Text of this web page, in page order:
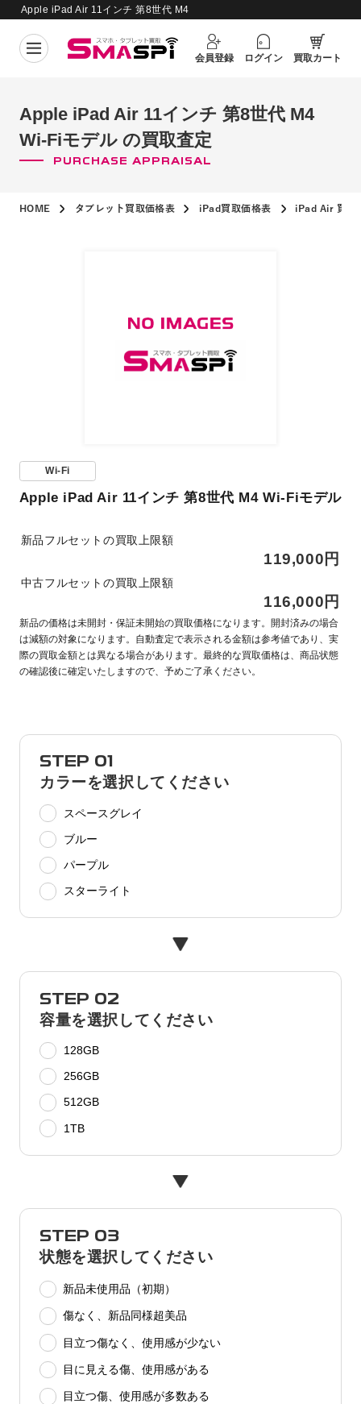
Apple iPad Air 11インチ 第8世代 M4
会員登録 ログイン 買取カート
Apple iPad Air 11インチ 第8世代 M4
Wi-Fiモデル の買取査定
PURCHASE APPRAISAL
HOME タブレット買取価格表 iPad買取価格表 iPad Air 買取
Wi-Fi
Apple iPad Air 11インチ 第8世代 M4 Wi-Fiモデル
新品フルセットの買取上限額
119,000円
中古フルセットの買取上限額
116,000円
新品の価格は未開封・保証未開始の買取価格になります。開封済みの場合
は減額の対象になります。自動査定で表示される金額は参考値であり、実
際の買取金額とは異なる場合があります。最終的な買取価格は、商品状態
の確認後に確定いたしますので、予めご了承ください。
STEP 01
カラーを選択してください
スペースグレイ
ブルー
パープル
スターライト
STEP 02
容量を選択してください
128GB
256GB
512GB
1TB
STEP 03
状態を選択してください
新品未使用品（初期）
傷なく、新品同様超美品
目立つ傷なく、使用感が少ない
目に見える傷、使用感がある
目立つ傷、使用感が多数ある